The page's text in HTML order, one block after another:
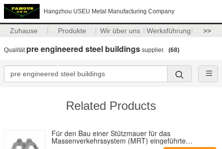
Hangzhou USEU Metal Manufacturing Company
Zuhause Produkte Wir über uns Werksführung >>
Qualität pre engineered steel buildings supplier. (68)
Related Products
Für den Bau einer Stützmauer für das
Massenverkehrssystem (MRT) eingeführte